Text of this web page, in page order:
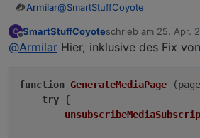
Armilar@SmartStuffCoyote
Wenn es jetzt funktioniert, dann
komplette GenerateMediaPage
Offline
SmartStuffCoyoteschrieb am 25. Apr.
zuletzt editiert von
@Armilar Hier, inklusive des Fix von
function GenerateMediaPage (page
try {